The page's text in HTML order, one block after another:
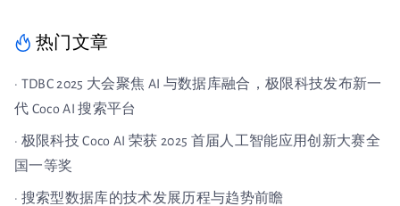
热门文章
· TDBC 2025 大会聚焦 AI 与数据库融合，极限科技发布新一
代 Coco AI 搜索平台
· 极限科技 Coco AI 荣获 2025 首届人工智能应用创新大赛全
国一等奖
· 搜索型数据库的技术发展历程与趋势前瞻